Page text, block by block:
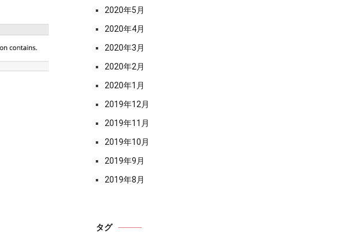
2020年5月
2020年4月
2020年3月
2020年2月
2020年1月
2019年12月
2019年11月
2019年10月
2019年9月
2019年8月
タグ